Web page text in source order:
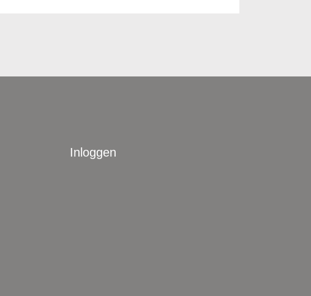
Inloggen